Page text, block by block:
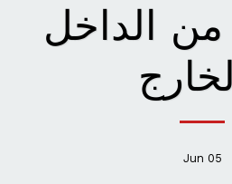
الداخل
05
Jun